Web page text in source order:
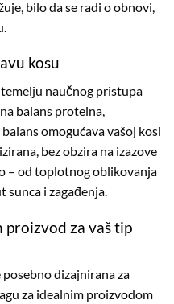
bilo da se radi o obnovi,
kosu
naučnog pristupa
balans proteina,
omogućava vašoj kosi
bez obzira na izazove
– od toplotnog oblikovanja
i zagađenja.
proizvod za vaš tip
dizajnirana za
za idealnim proizvodom